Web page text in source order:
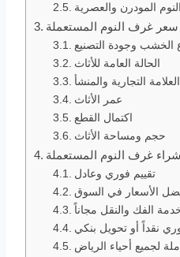
المودرن والعصرية
سعر غرف النوم المستعملة
الخشب وجودة التصنيع
الحالة العامة للأثاث
العلامة التجارية والمنشأ
عمر الأثاث
اكتمال القطع
حجم ومساحة الأثاث
غرف النوم المستعملة
تقييم فوري وعادل
الأسعار في السوق
الفك والنقل مجاناً
نقداً أو تحويل بنكي
لجميع أحياء الرياض